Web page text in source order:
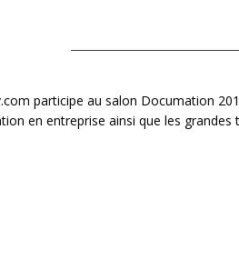
participe au salon Documation
en entreprise ainsi que les